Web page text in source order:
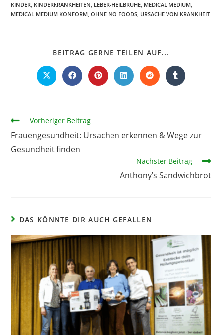
KINDER KINDERKRANKHEITEN LEBER-HEILBRÜHE MEDICAL MEDIUM
MEDICAL MEDIUM KONFORM OHNE NO FOODS URSACHE VON KRANKHEIT
BEITRAG GERNE TEILEN AUF...
Vorheriger Beitrag
Frauengesundheit: Ursachen erkennen & Wege zur
Gesundheit finden
Nächster Beitrag
Anthony’s Sandwichbrot
DAS KÖNNTE DIR AUCH GEFALLEN